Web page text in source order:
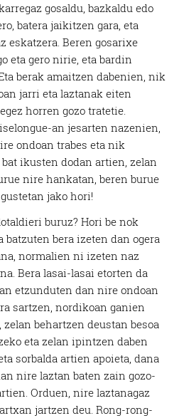
gosaldu, bazkaldu edo
batera jaikitzen gara, eta
eskatzera. Beren gosarixe
eta gero nirie, eta bardin
berak amaitzen dabenien, nik
jarri eta laztanak eiten
horren gozo tratetie.
an jesarten nazenien,
ondoan trabes eta nik
ikusten dodan artien, zelan
nire hankatan, beren burue
jako hori!
buruz? Hori be nok
batzuten bera izeten dan ogera
normalien ni izeten naz
Bera lasai-lasai etorten da
etzunduten dan nire ondoan
sartzen, nordikoan ganien
behartzen deustan besoa
eta zelan ipintzen daben
sorbalda artien apoieta, dana
nire laztan baten zain gozo-
Orduen, nire laztanagaz
jartzen deu. Rong-rong-